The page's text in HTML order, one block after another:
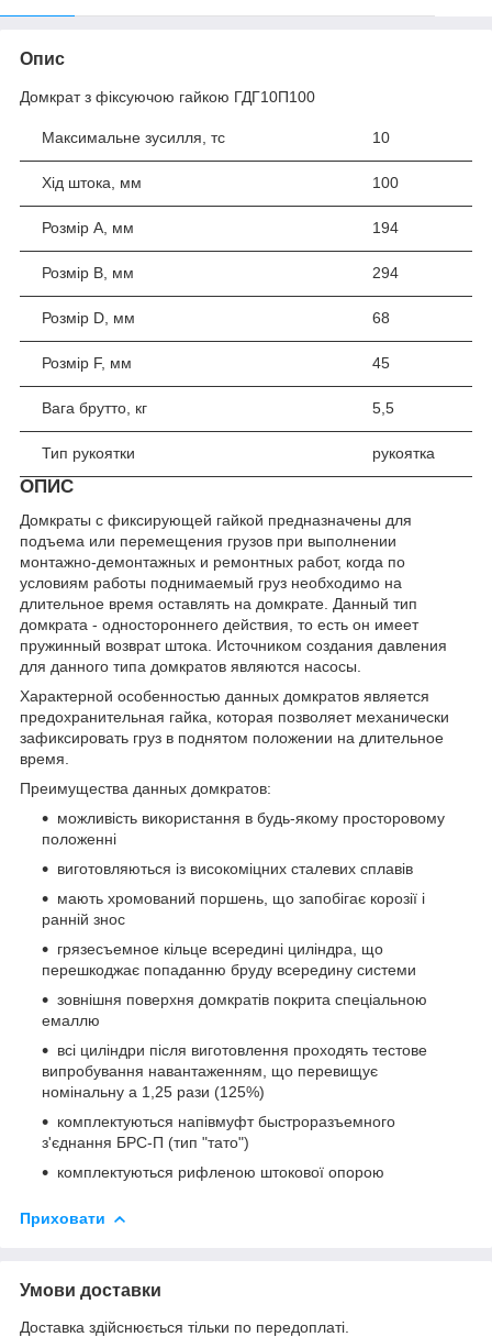
Опис
Домкрат з фіксуючою гайкою ГДГ10П100
Максимальне зусилля, тс 10
Хід штока, мм 100
Розмір A, мм 194
Розмір B, мм 294
Розмір D, мм 68
Розмір F, мм 45
Вага брутто, кг 5,5
Тип рукоятки рукоятка
ОПИС
Домкраты с фиксирующей гайкой предназначены для
подъема или перемещения грузов при выполнении
монтажно-демонтажных и ремонтных работ, когда по
условиям работы поднимаемый груз необходимо на
длительное время оставлять на домкрате. Данный тип
домкрата - одностороннего действия, то есть он имеет
пружинный возврат штока. Источником создания давления
для данного типа домкратов являются насосы.
Характерной особенностью данных домкратов является
предохранительная гайка, которая позволяет механически
зафиксировать груз в поднятом положении на длительное
время.
Преимущества данных домкратов:
можливість використання в будь-якому просторовому
положенні
виготовляються із високоміцних сталевих сплавів
мають хромований поршень, що запобігає корозії і
ранній знос
грязесъемное кільце всередині циліндра, що
перешкоджає попаданню бруду всередину системи
зовнішня поверхня домкратів покрита спеціальною
емаллю
всі циліндри після виготовлення проходять тестове
випробування навантаженням, що перевищує
номінальну а 1,25 рази (125%)
комплектуються напівмуфт быстроразъемного
з'єднання БРС-П (тип "тато")
комплектуються рифленою штокової опорою
Приховати
Умови доставки
Доставка здійснюється тільки по передоплаті.